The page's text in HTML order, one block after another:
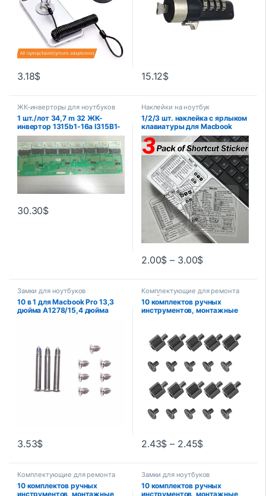
3.18$ 15.12$
ЖК-инверторы для ноутбуков
1 шт./лот 34,7 m 32 ЖК-
инвертор 1315b1-16a I315B1-
16A-C001D хорошего
качества
30.30$
Наклейки на ноутбук
1/2/3 шт. наклейка с ярлыком
клавиатуры для Macbook
Windows, ноутбука,
компьютера, наклейки с
ярлыками, клейкая наклейка
для Mac OS
2.00$ – 3.00$
Замки для ноутбуков
10 в 1 для Macbook Pro 13,3
дюйма A1278/15,4 дюйма
3.53$
Комплектующие для ремонта
ноутбуков
10 комплектов ручных
инструментов, монтажные
планшетов, ноутбуков,
материнских плат M.2 SSD
2.43$ – 2.45$
Комплектующие для ремонта
ноутбуков
10 комплектов ручных
инструментов, монтажные
Замки для ноутбуков
10 комплектов ручных
инструментов, монтажные